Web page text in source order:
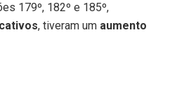
179º, 182º e 185º,
, tiveram um aumento